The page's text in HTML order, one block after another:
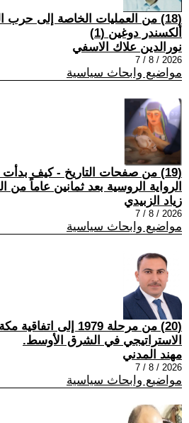
(18) من العمليات الخاصة إلى
ألكسندر دوغين (1)
نورالدين علاك الاسفي
2026 / 8 / 7
مواضيع وابحاث سياسية
(19) من صفحات التاريخ - كيف بدأت
الرواية الروسية بعد ثمانين عاماً من
زياد الزبيدي
2026 / 8 / 7
مواضيع وابحاث سياسية
(20) من مرحلة 1979 إلى
الاستراتيجي في الشرق الأوسط.
مهند المدني
2026 / 8 / 7
مواضيع وابحاث سياسية